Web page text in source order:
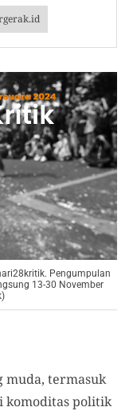
Pengumpulan
13-30 November
muda, termasuk
komoditas politik